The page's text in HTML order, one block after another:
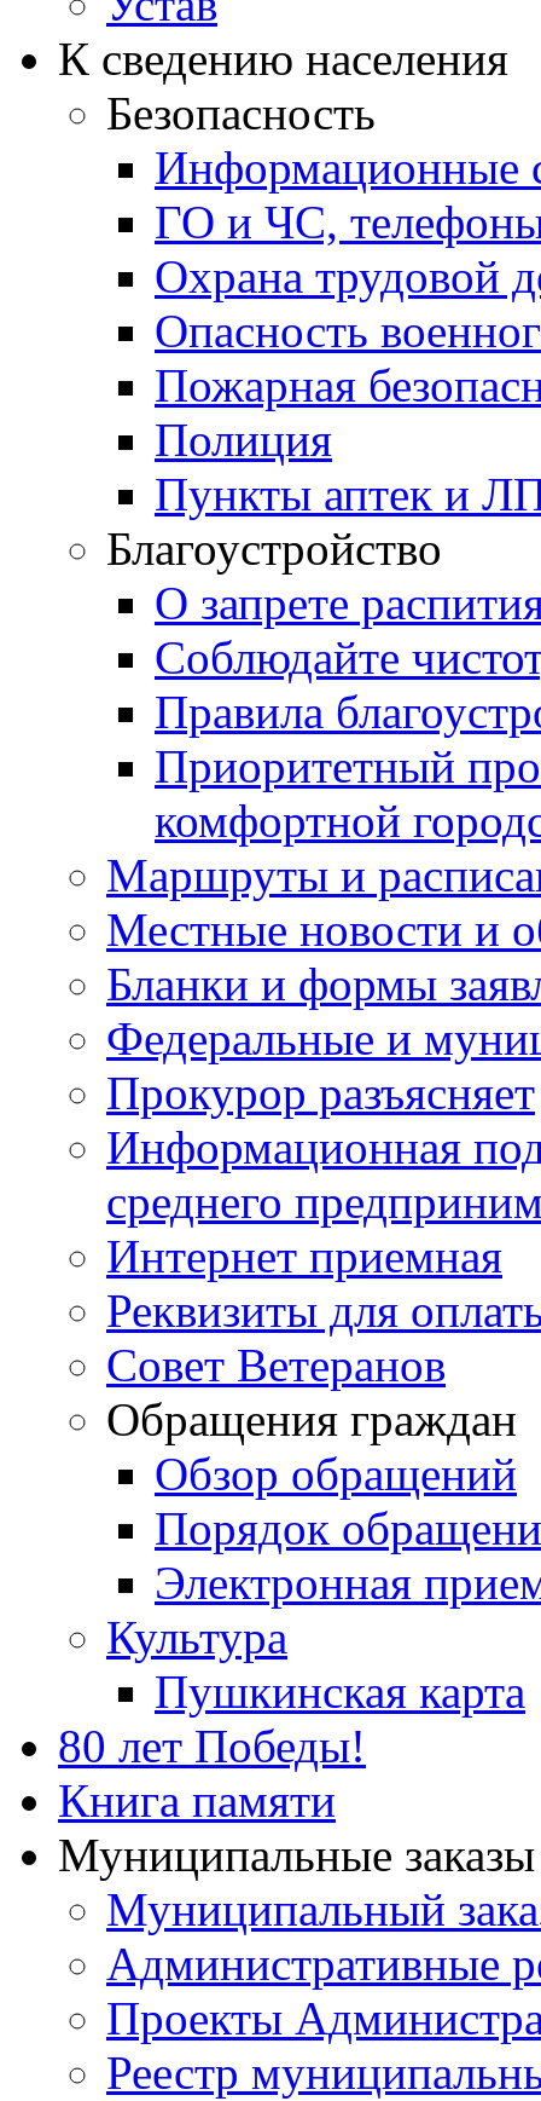
К сведению населения
Безопасность
Информационные
ГО и ЧС,
Охрана трудовой
Опасность
Пожарная
Полиция
Пункты аптек и
Благоустройство
О запрете
Соблюдайте
Правила
Приоритетный
комфортной
Маршруты и
Местные новости и
Бланки и формы
Федеральные и
Прокурор разъясняет
Информационная
среднего
Интернет приемная
Реквизиты для
Совет Ветеранов
Обращения граждан
Обзор обращений
Порядок
Электронная
Культура
Пушкинская карта
80 лет Победы!
Книга памяти
Муниципальные
Муниципальный
Административные
Проекты
Реестр